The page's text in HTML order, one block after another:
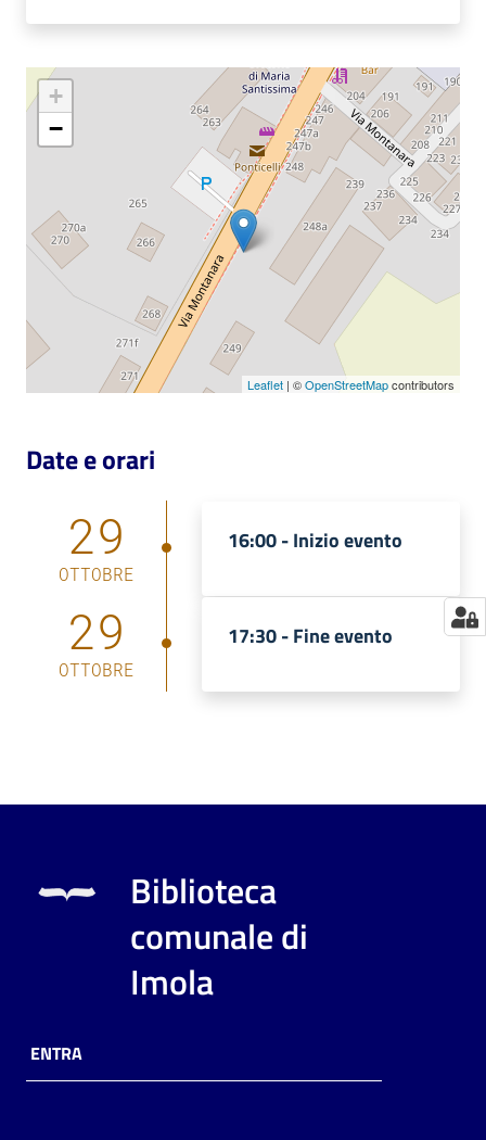
Catalogo
Eventi
+
−
Leaflet | ©OpenStreetMapcontributors
Date e orari
29
OTTOBRE
16:00 -Inizio evento
29
OTTOBRE
17:30 -Fine evento
Biblioteca
comunale di
Imola
ENTRA